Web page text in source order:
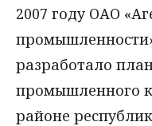
2007 году ОАО
разработало
промышленного
районе